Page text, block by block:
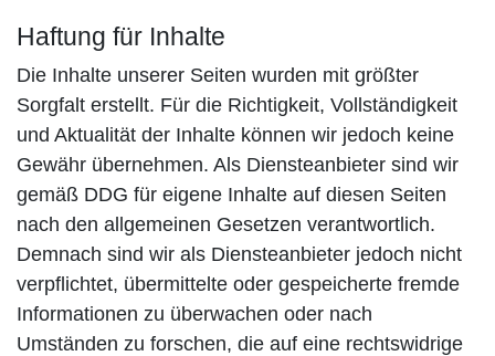
Haftung für Inhalte
Die Inhalte unserer Seiten wurden mit größter
Sorgfalt erstellt. Für die Richtigkeit, Vollständigkeit
und Aktualität der Inhalte können wir jedoch keine
Gewähr übernehmen. Als Diensteanbieter sind wir
gemäß DDG für eigene Inhalte auf diesen Seiten
nach den allgemeinen Gesetzen verantwortlich.
Demnach sind wir als Diensteanbieter jedoch nicht
verpflichtet, übermittelte oder gespeicherte fremde
Informationen zu überwachen oder nach
Umständen zu forschen, die auf eine rechtswidrige